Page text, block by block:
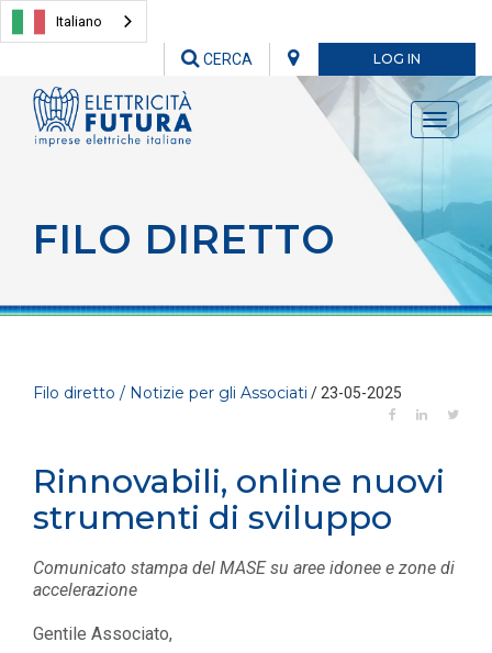
Italiano
LOG IN
CERCA
Toggle
FILO DIRETTO
Filo diretto / Notizie per gli Associati / 23-05-2025
Rinnovabili, online nuovi
strumenti di sviluppo
Comunicato stampa del MASE su aree idonee e zone di
accelerazione
Gentile Associato,